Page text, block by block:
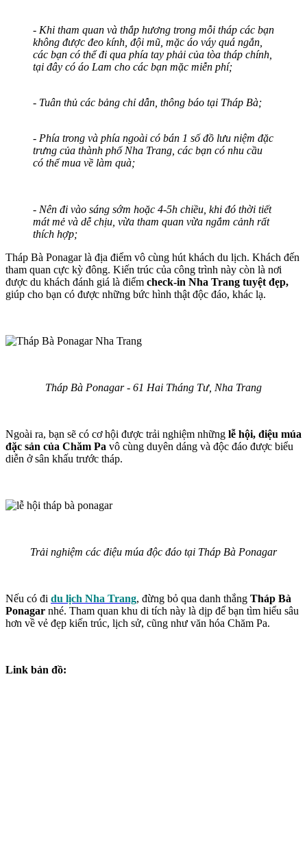
- Khi tham quan và thắp hương trong mỗi tháp các bạn
không được đeo kính, đội mũ, mặc áo váy quá ngắn,
các bạn có thể đi qua phía tay phải của tòa tháp chính,
tại đây có áo Lam cho các bạn mặc miễn phí;
- Tuân thủ các bảng chỉ dẫn, thông báo tại Tháp Bà;
- Phía trong và phía ngoài có bán 1 số đồ lưu niệm đặc
trưng của thành phố Nha Trang, các bạn có nhu cầu
có thể mua về làm quà;
- Nên đi vào sáng sớm hoặc 4-5h chiều, khi đó thời tiết
mát mẻ và dễ chịu, vừa tham quan vừa ngắm cảnh rất
thích hợp;
Tháp Bà Ponagar là địa điểm vô cùng hút khách du lịch. Khách đến
tham quan cực kỳ đông. Kiến trúc của công trình này còn là nơi
được du khách đánh giá là điểm check-in Nha Trang tuyệt đẹp,
giúp cho bạn có được những bức hình thật độc đáo, khác lạ.
Tháp Bà Ponagar - 61 Hai Tháng Tư, Nha Trang
Ngoài ra, bạn sẽ có cơ hội được trải nghiệm những lễ hội, điệu múa
đặc sản của Chăm Pa vô cùng duyên dáng và độc đáo được biểu
diễn ở sân khấu trước tháp.
Trải nghiệm các điệu múa độc đáo tại Tháp Bà Ponagar
Nếu có đi du lịch Nha Trang, đừng bỏ qua danh thắng Tháp Bà
Ponagar nhé. Tham quan khu di tích này là dịp để bạn tìm hiểu sâu
hơn về vẻ đẹp kiến trúc, lịch sử, cũng như văn hóa Chăm Pa.
Link bản đồ: